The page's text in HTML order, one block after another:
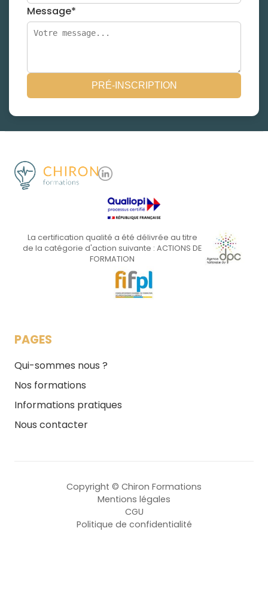
Message*
PRÉ-INSCRIPTION
La certification qualité a été délivrée au titre
de la catégorie d'action suivante : ACTIONS DE
FORMATION
PAGES
Qui-sommes nous ?
Nos formations
Informations pratiques
Nous contacter
Copyright © Chiron Formations
Mentions légales
CGU
Politique de confidentialité